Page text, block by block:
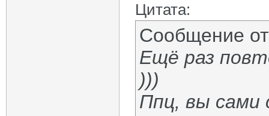
Цитата:
Сообщение
Ещё раз
)))
Ппц, вы сами